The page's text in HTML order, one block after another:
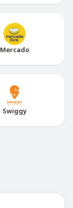
Mercado
Swiggy